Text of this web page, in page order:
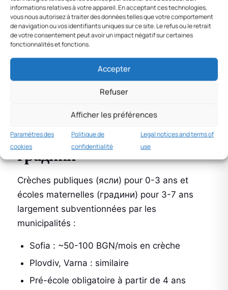
informations relatives à votre appareil. En acceptant ces technologies,
vous nous autorisez à traiter des données telles que votre comportement
de navigation ou vos identifiants uniques sur ce site. Le refus ou le retrait
de votre consentement peut avoir un impact négatif sur certaines
fonctionnalités et fonctions.
Accepter
Refuser
Afficher les préférences
Paramètres des
cookies
Politique de
confidentialité
Legal notices and terms of
use
Congé paternité
de congé paternité à 100 % du
salaire, à prendre dans les 6 mois après la
naissance. Indemnisé par NSSI.
Crèches — Детски ясли et
градини
Crèches publiques (ясли) pour 0-3 ans et
écoles maternelles (градини) pour 3-7 ans
largement subventionnées par les
municipalités :
Sofia : ~50-100 BGN/mois en crèche
Plovdiv, Varna : similaire
Pré-école obligatoire à partir de 4 ans